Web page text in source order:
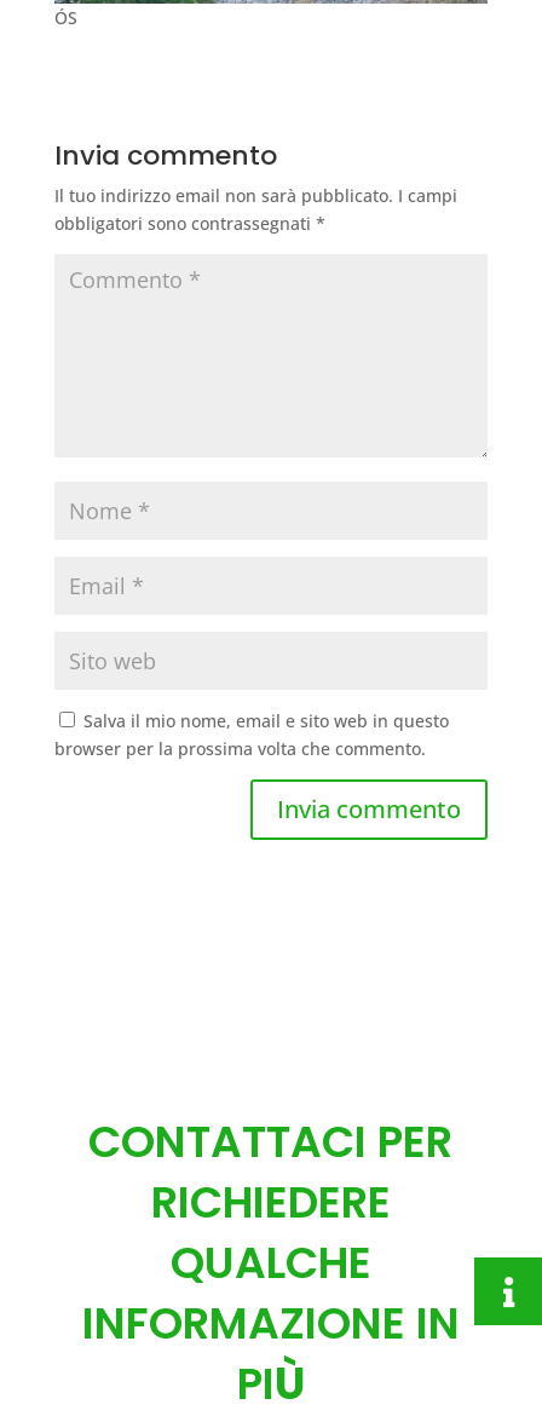
ÓS
Invia commento
Il tuo indirizzo email non sarà pubblicato. I campi
obbligatori sono contrassegnati *
Salva il mio nome, email e sito web in questo
browser per la prossima volta che commento.
CONTATTACI PER
RICHIEDERE
QUALCHE
INFORMAZIONE IN
PIÙ